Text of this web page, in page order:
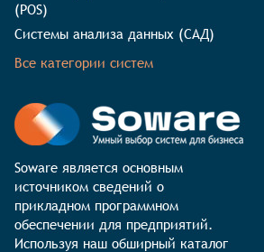
(POS)
Системы анализа данных (САД)
Все категории систем
Soware является основным
источником сведений о
прикладном программном
обеспечении для предприятий.
Используя наш обширный каталог